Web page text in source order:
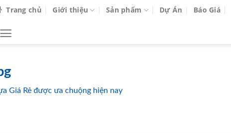
Trang chủ Giới thiệu Sản phẩm Dự Án Báo Giá
Giá Rẻ được ưa chuộng hiện nay